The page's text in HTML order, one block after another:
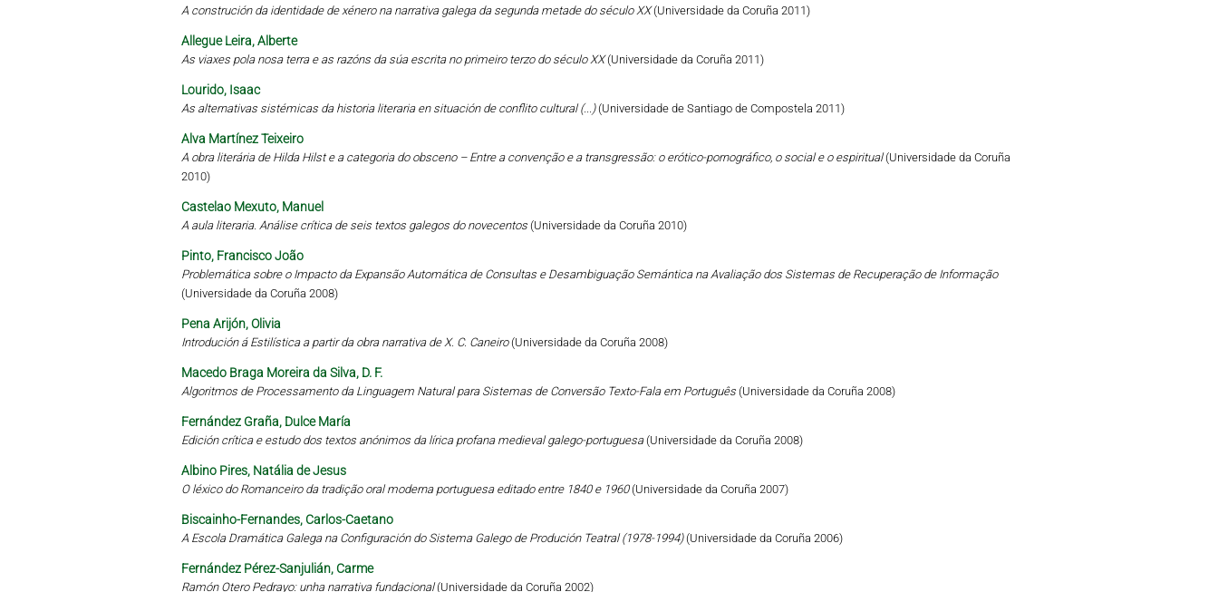
A construción da identidade de xénero na narrativa galega da segunda metade do século XX(Universidade da Coruña 2011)
Allegue Leira, Alberte
As viaxes pola nosa terra e as razóns da súa escrita no primeiro terzo do século XX(Universidade da Coruña 2011)
Lourido, Isaac
As alternativas sistémicas da historia literaria en situación de conflito cultural (...)(Universidade de Santiago de Compostela 2011)
Alva Martínez Teixeiro
A obra literária de Hilda Hilst e a categoria do obsceno – Entre a convenção e a transgressão: o erótico-pornográfico, o social e o espiritual(Universidade da Coruña
2010)
Castelao Mexuto, Manuel
A aula literaria. Análise crítica de seis textos galegos do novecentos (Universidade da Coruña 2010)
Pinto, Francisco João
Problemática sobre o Impacto da Expansão Automática de Consultas e Desambiguação Semántica na Avaliação dos Sistemas de Recuperação de Informação
(Universidade da Coruña 2008)
Pena Arijón, Olivia
Introdución á Estilística a partir da obra narrativa de X. C. Caneiro(Universidade da Coruña 2008)
Macedo Braga Moreira da Silva, D. F.
Algoritmos de Processamento da Linguagem Natural para Sistemas de Conversão Texto-Fala em Português (Universidade da Coruña 2008)
Fernández Graña, Dulce María
Edición crítica e estudo dos textos anónimos da lírica profana medieval galego-portuguesa(Universidade da Coruña 2008)
Albino Pires, Natália de Jesus
O léxico do Romanceiro da tradição oral moderna portuguesa editado entre 1840 e 1960(Universidade da Coruña 2007)
Biscainho-Fernandes, Carlos-Caetano
A Escola Dramática Galega na Configuración do Sistema Galego de Produción Teatral (1978-1994)(Universidade da Coruña 2006)
Fernández Pérez-Sanjulián, Carme
Ramón Otero Pedrayo: unha narrativa fundacional(Universidade da Coruña 2002)